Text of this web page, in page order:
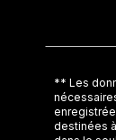
** Les
destinées